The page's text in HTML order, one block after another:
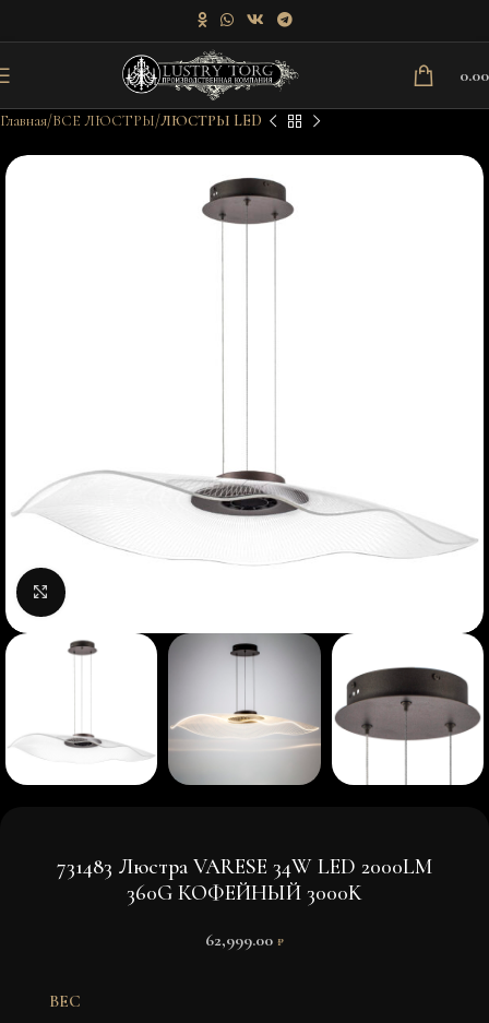
Главная ВСЕ ЛЮСТРЫ ЛЮСТРЫ LED
Нажмите, чтобы увеличить изображение
731483 Люстра VARESE 34W LED 2000LM
360G КОФЕЙНЫЙ 3000K
62,999.00 ₽
ВЕС